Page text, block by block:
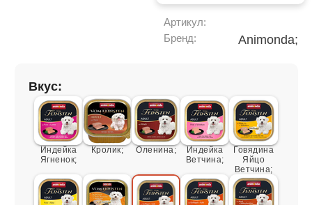
Артикул:
Бренд:
Animonda;
Вкус:
Индейка
Ягненок;
Кролик; Оленина;
Индейка
Ветчина;
Говядина
Яйцо
Ветчина;